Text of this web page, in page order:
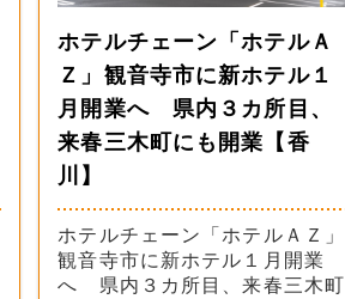
ホテルチェーン「ホテルＡ
Ｚ」観音寺市に新ホテル１
月開業へ 県内３カ所目、
来春三木町にも開業【香
川】
ホテルチェーン「ホテルＡＺ」
観音寺市に新ホテル１月開業
へ 県内３カ所目、来春三木町